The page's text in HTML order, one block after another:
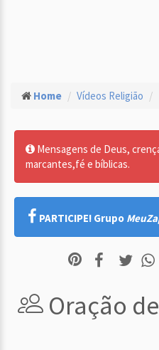
Home Vídeos Religião
Mensagens de Deus,
marcantes,fé e bíblicas.
PARTICIPE! Grupo
Oração